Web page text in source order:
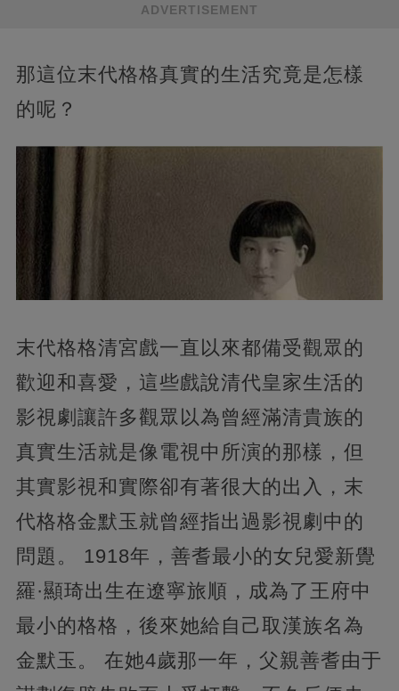
ADVERTISEMENT
那這位末代格格真實的生活究竟是怎樣
的呢？
末代格格清宮戲一直以來都備受觀眾的
歡迎和喜愛，這些戲說清代皇家生活的
影視劇讓許多觀眾以為曾經滿清貴族的
真實生活就是像電視中所演的那樣，但
其實影視和實際卻有著很大的出入，末
代格格金默玉就曾經指出過影視劇中的
問題。 1918年，善耆最小的女兒愛新覺
羅·顯琦出生在遼寧旅順，成為了王府中
最小的格格，後來她給自己取漢族名為
金默玉。 在她4歲那一年，父親善耆由于